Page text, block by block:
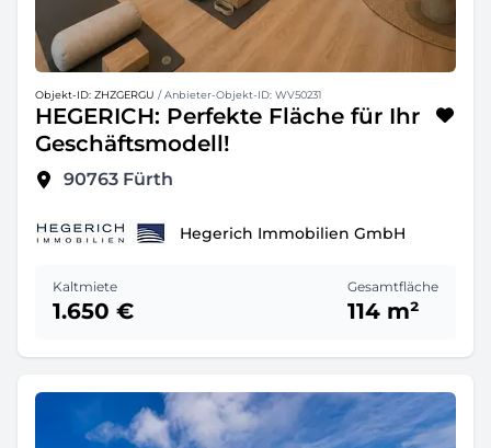
Objekt-ID: ZHZGERGU / Anbieter-Objekt-ID: WV50231
HEGERICH: Perfekte Fläche für Ihr
Geschäftsmodell!
90763 Fürth
Hegerich Immobilien GmbH
Kaltmiete
1.650 €
Gesamtfläche
114 m²